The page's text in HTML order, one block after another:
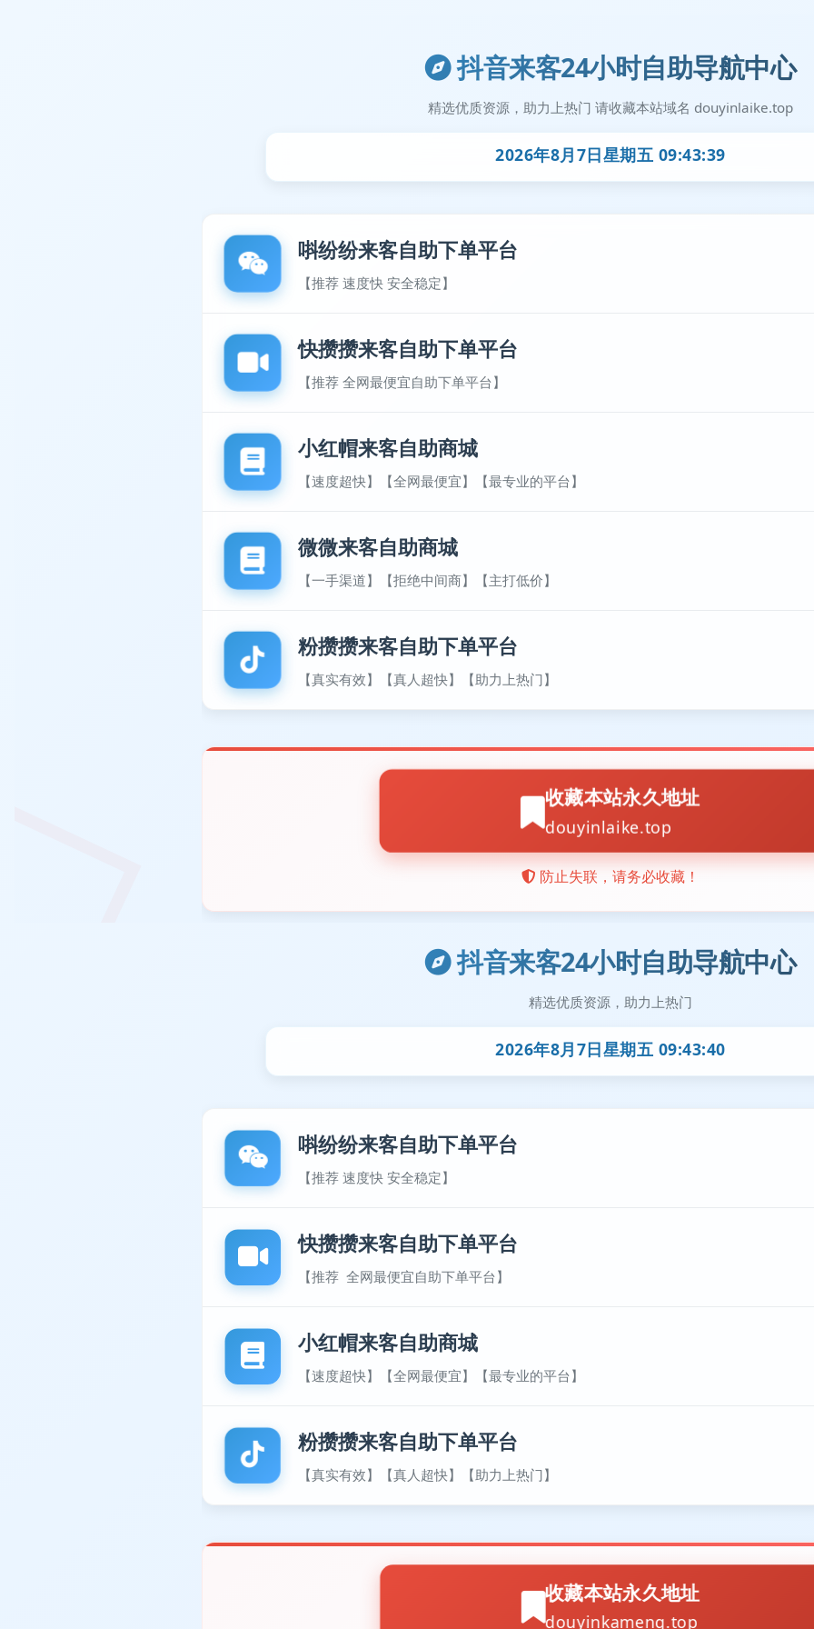
抖音来客24小时自助导航中心
精选优质资源，助力上热门
2026年8月7日星期五 09:43:41
唞纷纷来客自助下单平台
【推荐 速度快 安全稳定】
快攒攒来客自助下单平台
【推荐 全网最便宜自助下单平台】
小红帽来客自助商城
【速度超快】【全网最便宜】【最专业的平台】
粉攒攒来客自助下单平台
【真实有效】【真人超快】【助力上热门】
收藏本站永久地址
douyinkameng.top